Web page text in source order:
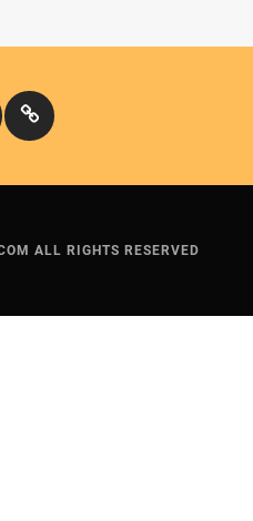
Кіномандри
ALL RIGHTS RESERVED